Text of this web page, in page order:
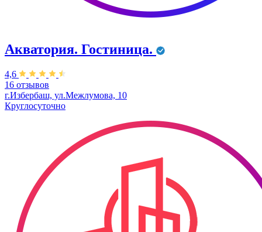
Акватория. Гостиница.
4,6
16 отзывов
г.Избербаш, ул.Межлумова, 10
Круглосуточно